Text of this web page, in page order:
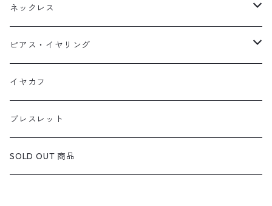
天然石1点ものリング【Gold】（在庫ありのみ絞込）
天然石1点ものリング【Silver】（在庫ありのみ絞込）
定番リング
ネックレス
天然石1点ものネックレス（在庫ありのみ絞込）
定番ネックレス
ピアス・イヤリング
天然石1点ものピアス（在庫ありのみ絞込）
定番ピアス/イヤリング
イヤカフ
ブレスレット
SOLD OUT 商品